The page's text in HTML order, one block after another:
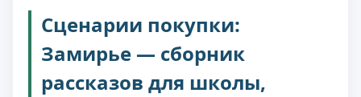
Сценарии покупки:
Замирье — сборник
рассказов для школы,